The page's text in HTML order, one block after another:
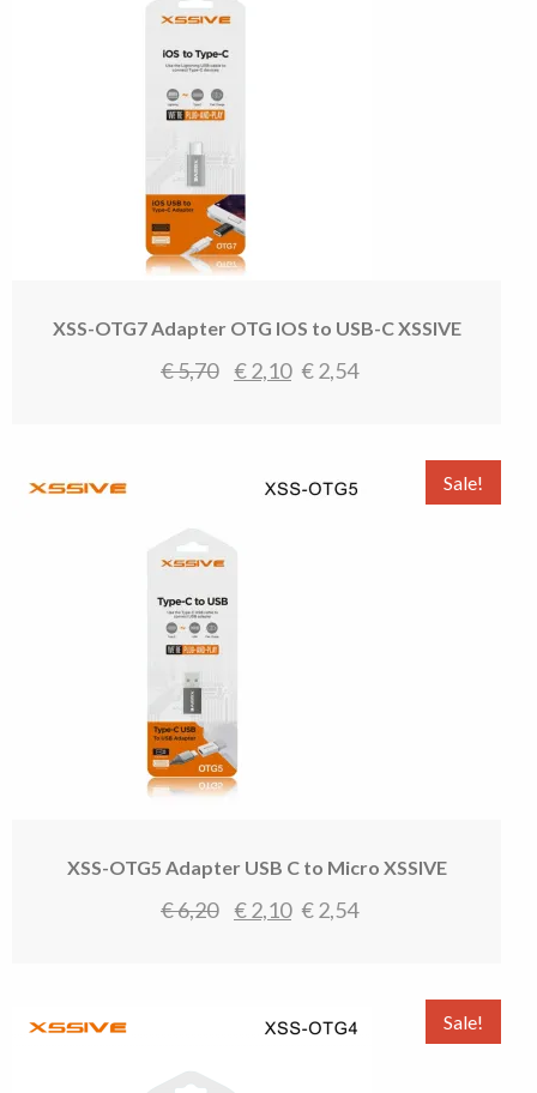
XSS-OTG7 Adapter OTG IOS to USB-C XSSIVE
€5,70
Oorspronkelijke
€ 5,70.
€ 2,10 Huidige
€ 2,10.
€ 2,54
Sale!
XSS-OTG5 Adapter USB C to Micro XSSIVE
€6,20
Oorspronkelijke
€ 6,20.
€ 2,10 Huidige
€ 2,10.
€ 2,54
Sale!